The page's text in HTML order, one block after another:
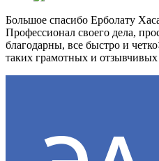
Большое спасибо Ерболату
Профессионал своего дела,
благодарны, все быстро и
таких грамотных и отзывчивых